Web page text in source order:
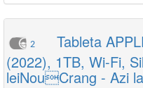
2
Tableta
(2022), 1TB, Wi-Fi,
leiNouCrang - Azi